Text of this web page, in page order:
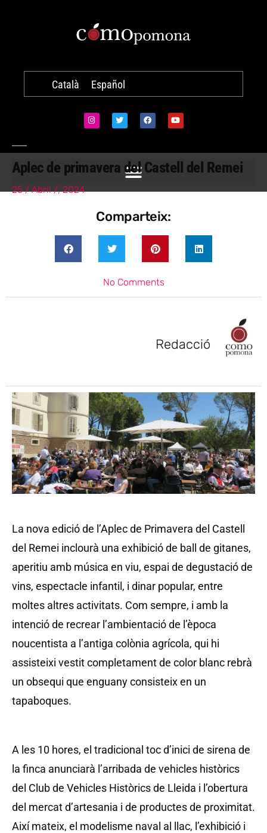
Català Español
Aplec de primavera del Castell del Remei
25 / Abril /, 2024
Comparteix:
No Comments
Redacció
La nova edició de l’Aplec de Primavera del Castell
del Remei inclourà una exhibició de ball de gitanes,
aperitiu amb música en viu, espai de degustació de
vins, espectacle infantil, i dinar popular, entre
moltes altres activitats. Com sempre, i amb la
intenció de recrear l’ambientació de l’època
noucentista a l’antiga colònia agrícola, qui hi
assisteixi vestit completament de color blanc rebrà
un obsequi que enguany consisteix en un
tapaboques.
A les 10 hores, el tradicional toc d’inici de sirena de
la finca anunciarà l’arribada de vehicles històrics
del Club de Vehicles Històrics de Lleida i l’obertura
del mercat d’artesania i de productes de proximitat.
Així mateix, el modelisme naval al llac, l’exhibició i